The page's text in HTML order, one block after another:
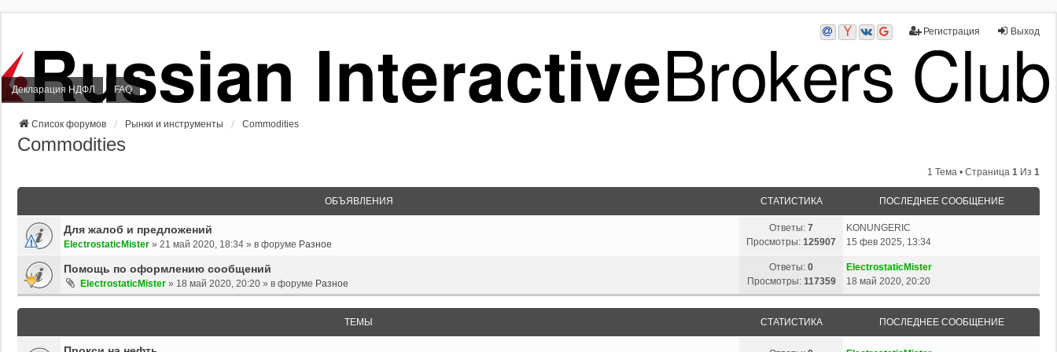
Выход
Регистрация
Декларация НДФЛ FAQ
Список форумов Рынки и инструменты Commodities
Commodities
1 Тема • Страница 1 Из 1
ОБЪЯВЛЕНИЯ СТАТИСТИКА ПОСЛЕДНЕЕ СООБЩЕНИЕ
Для жалоб и предложений
ElectrostaticMister » 21 май 2020, 18:34 » в форуме Разное
Ответы: 7
Просмотры: 125907
KONUNGERIC
15 фев 2025, 13:34
Помощь по оформлению сообщений
ElectrostaticMister » 18 май 2020, 20:20 » в форуме Разное
Ответы: 0
Просмотры: 117359
ElectrostaticMister
18 май 2020, 20:20
ТЕМЫ СТАТИСТИКА ПОСЛЕДНЕЕ СООБЩЕНИЕ